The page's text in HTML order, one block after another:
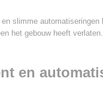
slimme automatiseringen
het gebouw heeft
en